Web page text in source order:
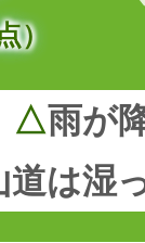
）
△雨が
道は湿